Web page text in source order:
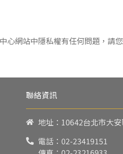
心網站中隱私權有任何問題，請
聯絡資訊
地址：10642台北市大
電話： 02-23419151